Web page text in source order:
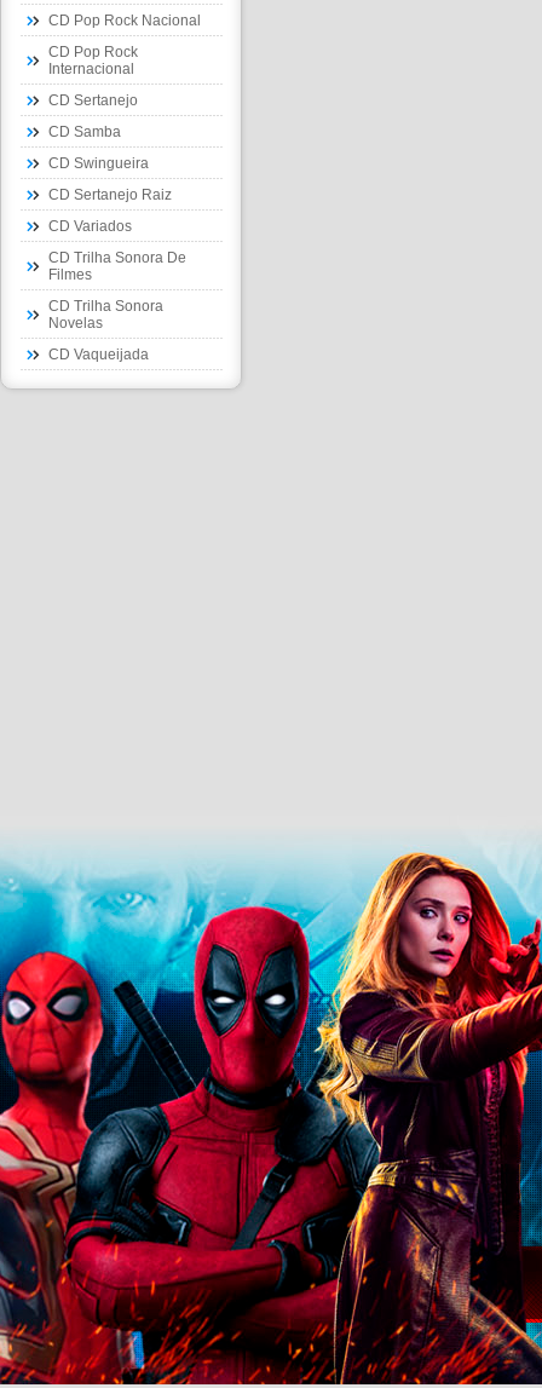
CD Pop Rock Nacional
CD Pop Rock
Internacional
CD Sertanejo
CD Samba
CD Swingueira
CD Sertanejo Raiz
CD Variados
CD Trilha Sonora De
Filmes
CD Trilha Sonora
Novelas
CD Vaqueijada